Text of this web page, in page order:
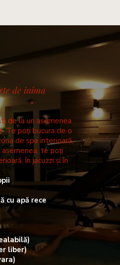
de inima
de la un asemenea
Te poți bucura de o
de spa interioară,
te poți
în jacuzzi și în
cu apă rece
liber)